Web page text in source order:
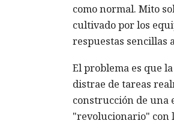
como normal. Mito
cultivado por los
respuestas sencillas
El problema es que
distrae de tareas
construcción de una
"revolucionario" con